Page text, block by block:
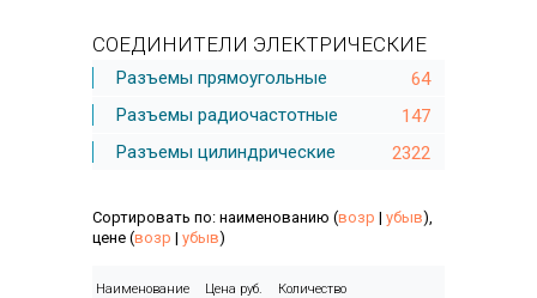
СОЕДИНИТЕЛИ ЭЛЕКТРИЧЕСКИЕ
Разъемы прямоугольные
64
Разъемы радиочастотные
147
Разъемы цилиндрические
2322
Сортировать по: наименованию (возр | убыв),
цене (возр | убыв)
Наименование
Цена руб. Количество